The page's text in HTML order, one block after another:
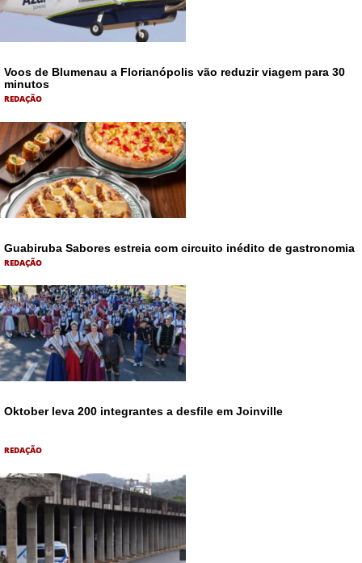
Voos de Blumenau a Florianópolis vão reduzir viagem para 30
minutos
REDAÇÃO
Guabiruba Sabores estreia com circuito inédito de gastronomia
REDAÇÃO
Oktober leva 200 integrantes a desfile em Joinville
REDAÇÃO